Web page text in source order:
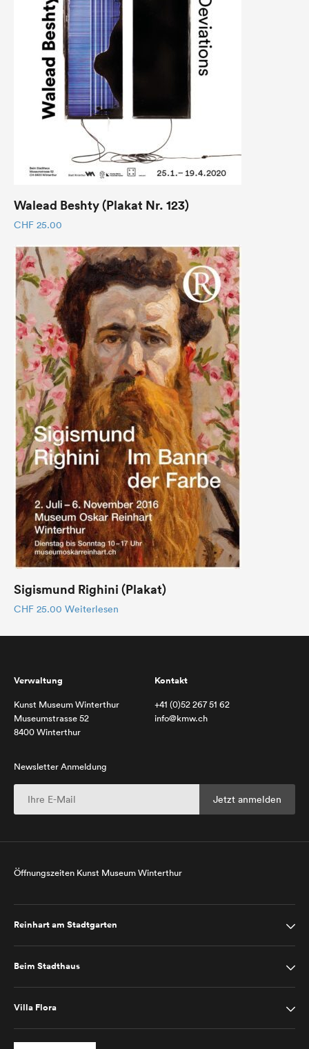
Walead Beshty (Plakat Nr. 123)
CHF 25.00
Sigismund Righini (Plakat)
CHF 25.00 Weiterlesen
Verwaltung
Kunst Museum Winterthur
Museumstrasse 52
8400 Winterthur
Kontakt
+41 (0)52 267 51 62
info@kmw.ch
Newsletter Anmeldung
Öffnungszeiten Kunst Museum Winterthur
Reinhart am Stadtgarten
Beim Stadthaus
Villa Flora